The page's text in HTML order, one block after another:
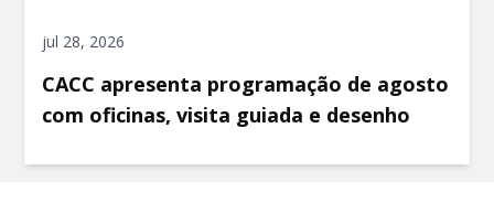
jul 28, 2026
CACC apresenta programação de agosto
com oficinas, visita guiada e desenho